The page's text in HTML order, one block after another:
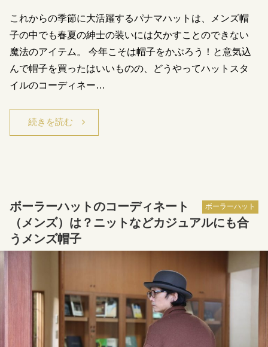
これからの季節に大活躍するパナマハットは、メンズ帽
子の中でも春夏の紳士の装いには欠かすことのできない
魔法のアイテム。 今年こそは帽子をかぶろう！と意気込
んで帽子を買ったはいいものの、どうやってハットスタ
イルのコーディネー…
続きを読む
ボーラーハット
ボーラーハットのコーディネート
（メンズ）は？ニットなどカジュアルにも合
うメンズ帽子